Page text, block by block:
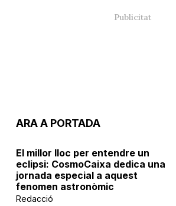
ARA A PORTADA
El millor lloc per entendre un
eclipsi: CosmoCaixa dedica una
jornada especial a aquest
fenomen astronòmic
Redacció